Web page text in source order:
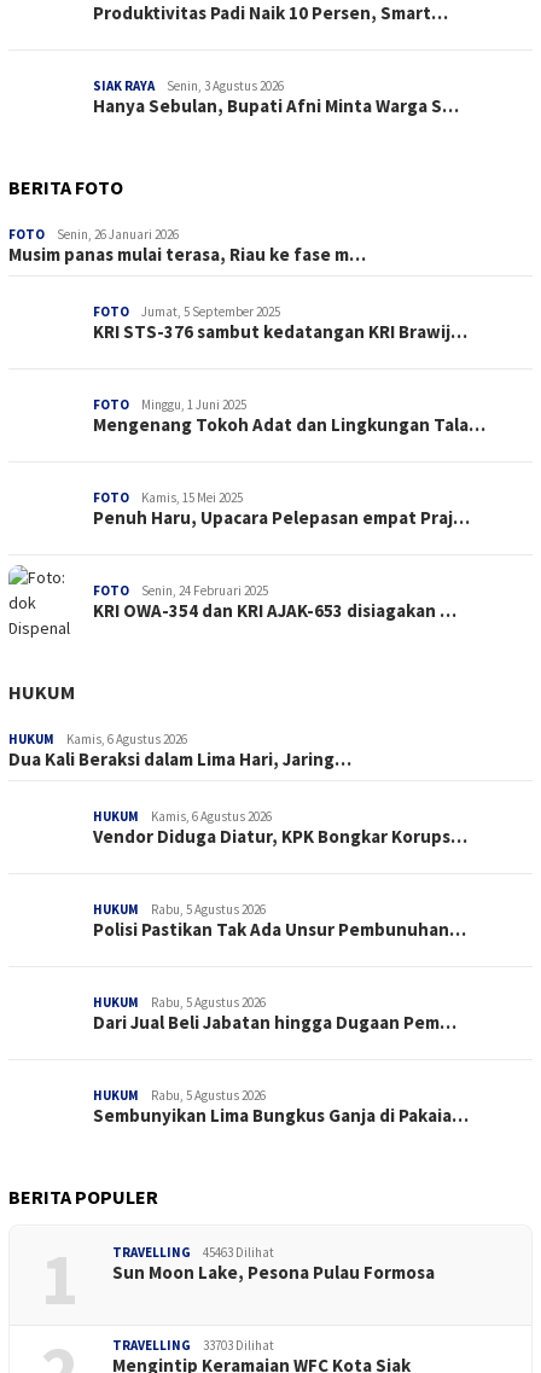
Produktivitas Padi Naik 10 Persen, Smart…
SIAK RAYA Senin, 3 Agustus 2026
Hanya Sebulan, Bupati Afni Minta Warga S…
BERITA FOTO
FOTO Senin, 26 Januari 2026
Musim panas mulai terasa, Riau ke fase m…
FOTO Jumat, 5 September 2025
KRI STS-376 sambut kedatangan KRI Brawij…
FOTO Minggu, 1 Juni 2025
Mengenang Tokoh Adat dan Lingkungan Tala…
FOTO Kamis, 15 Mei 2025
Penuh Haru, Upacara Pelepasan empat Praj…
FOTO Senin, 24 Februari 2025
KRI OWA-354 dan KRI AJAK-653 disiagakan …
HUKUM
HUKUM Kamis, 6 Agustus 2026
Dua Kali Beraksi dalam Lima Hari, Jaring…
HUKUM Kamis, 6 Agustus 2026
Vendor Diduga Diatur, KPK Bongkar Korups…
HUKUM Rabu, 5 Agustus 2026
Polisi Pastikan Tak Ada Unsur Pembunuhan…
HUKUM Rabu, 5 Agustus 2026
Dari Jual Beli Jabatan hingga Dugaan Pem…
HUKUM Rabu, 5 Agustus 2026
Sembunyikan Lima Bungkus Ganja di Pakaia…
BERITA POPULER
1 TRAVELLING 45463 Dilihat
Sun Moon Lake, Pesona Pulau Formosa
TRAVELLING 33703 Dilihat
Mengintip Keramaian WFC Kota Siak